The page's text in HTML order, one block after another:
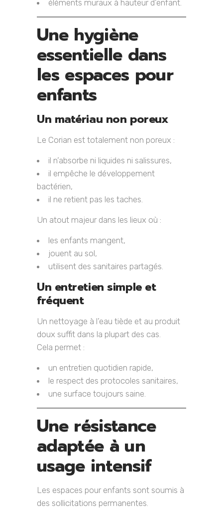
éléments muraux à hauteur d’enfant.
Une hygiène
essentielle dans
les espaces pour
enfants
Un matériau non poreux
Le Corian est totalement non poreux :
il n’absorbe ni liquides ni salissures,
il empêche le développement
bactérien,
il ne retient pas les taches.
Un atout majeur dans les lieux où :
les enfants mangent,
jouent au sol,
utilisent des sanitaires partagés.
Un entretien simple et
fréquent
Un nettoyage à l’eau tiède et au produit
doux suffit dans la plupart des cas.
Cela permet :
un entretien quotidien rapide,
le respect des protocoles sanitaires,
une surface toujours saine.
Une résistance
adaptée à un
usage intensif
Les espaces pour enfants sont soumis à
des sollicitations permanentes.